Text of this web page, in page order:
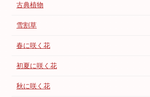
古典植物
雪割草
春に咲く花
初夏に咲く花
秋に咲く花